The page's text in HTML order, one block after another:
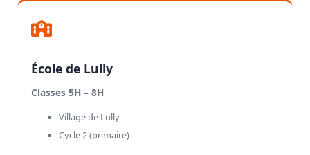
École de Lully
Classes 5H – 8H
Village de Lully
Cycle 2 (primaire)